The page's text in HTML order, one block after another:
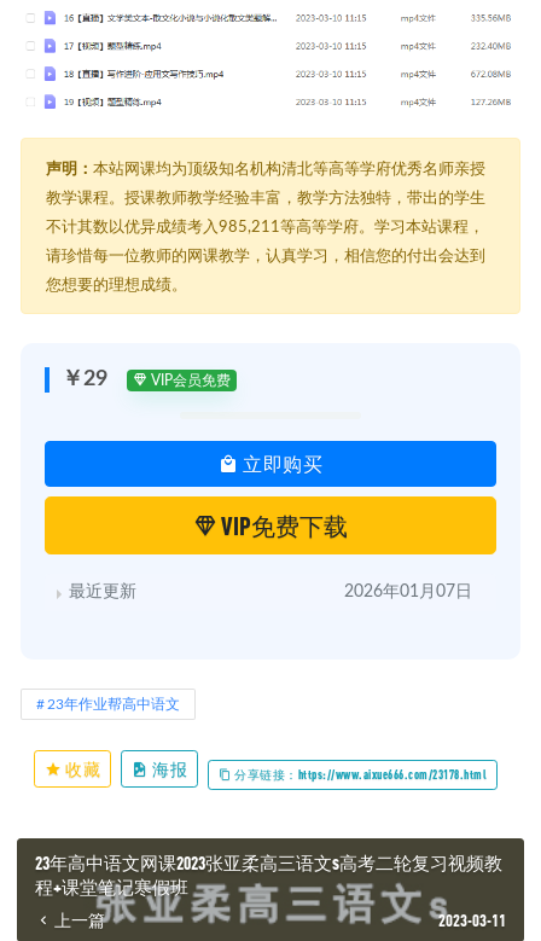
声明： 本站网课均为顶级知名机构清北等高等学府优秀名师亲授
教学课程。授课教师教学经验丰富，教学方法独特，带出的学生
不计其数以优异成绩考入985,211等高等学府。学习本站课程，
请珍惜每一位教师的网课教学，认真学习，相信您的付出会达到
您想要的理想成绩。
￥29 VIP会员免费
立即购买
VIP免费下载
最近更新 2026年01月07日
23年作业帮高中语文
收藏 海报 分享链接：https://www.aixue666.com/23178.html
23年高中语文网课2023张亚柔高三语文s高考二轮复习视频教
程+课堂笔记寒假班
上一篇 2023-03-11